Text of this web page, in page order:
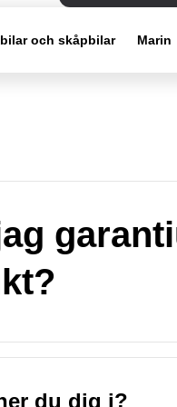
och skåpbilar Marin
du dig i?